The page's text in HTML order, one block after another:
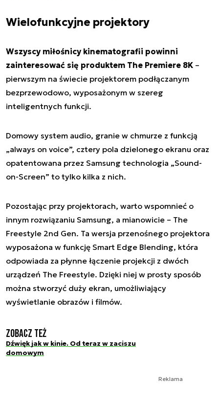
Wielofunkcyjne projektory
Wszyscy miłośnicy kinematografii powinni
zainteresować się produktem The Premiere 8K –
pierwszym na świecie projektorem podłączanym
bezprzewodowo, wyposażonym w szereg
inteligentnych funkcji.
Domowy system audio, granie w chmurze z funkcją
„always on voice”, cztery pola dzielonego ekranu oraz
opatentowana przez Samsung technologia „Sound-
on-Screen” to tylko kilka z nich.
Pozostając przy projektorach, warto wspomnieć o
innym rozwiązaniu Samsung, a mianowicie – The
Freestyle 2nd Gen. Ta wersja przenośnego projektora
wyposażona w funkcję Smart Edge Blending, która
odpowiada za płynne łączenie projekcji z dwóch
urządzeń The Freestyle. Dzięki niej w prosty sposób
można stworzyć duży ekran, umożliwiający
wyświetlanie obrazów i filmów.
Zobacz też
Dźwięk jak w kinie. Od teraz w zaciszu
domowym
Reklama